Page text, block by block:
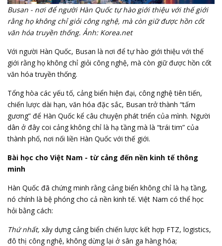
Busan - nơi để người Hàn Quốc tự hào giới thiệu với thế giới
rằng họ không chỉ giỏi công nghệ, mà còn giữ được hồn cốt
văn hóa truyền thống. Ảnh: Korea.net
Với người Hàn Quốc, Busan là nơi để tự hào giới thiệu với thế
giới rằng họ không chỉ giỏi công nghệ, mà còn giữ được hồn cốt
văn hóa truyền thống.
Tổng hòa các yếu tố, cảng biển hiện đại, công nghệ tiên tiến,
chiến lược dài hạn, văn hóa đặc sắc, Busan trở thành “tấm
gương” để Hàn Quốc kể câu chuyện phát triển của mình. Người
dân ở đây coi cảng không chỉ là hạ tầng mà là “trái tim” của
thành phố, nơi nối liền Hàn Quốc với thế giới.
Bài học cho Việt Nam - từ cảng đến nền kinh tế thông
minh
Hàn Quốc đã chứng minh rằng cảng biển không chỉ là hạ tầng,
nó chính là bệ phóng cho cả nền kinh tế. Việt Nam có thể học
hỏi bằng cách:
Thứ nhất, xây dựng cảng biển chiến lược kết hợp FTZ, logistics,
đô thị công nghệ, không dừng lại ở sân ga hàng hóa;